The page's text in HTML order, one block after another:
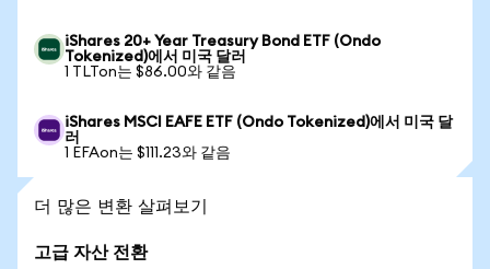
iShares 20+ Year Treasury Bond ETF (Ondo
Tokenized)에서 미국 달러
1 TLTon는 $86.00와 같음
iShares MSCI EAFE ETF (Ondo Tokenized)에서 미국 달
러
1 EFAon는 $111.23와 같음
더 많은 변환 살펴보기
고급 자산 전환